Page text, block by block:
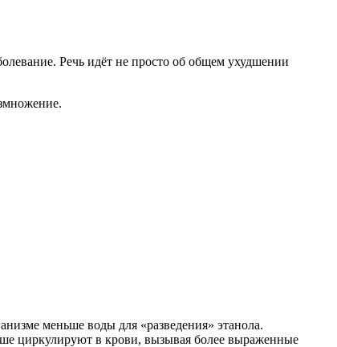
Речь идёт не просто об общем ухудшении
меньше воды для «разведения» этанола.
циркулируют в крови, вызывая более выраженные